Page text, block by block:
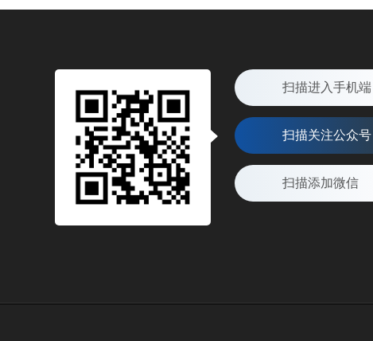
扫描进入手机端
扫描关注公众号
扫描添加微信